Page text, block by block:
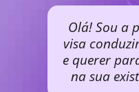
Olá! Sou a
visa
e querer
na sua